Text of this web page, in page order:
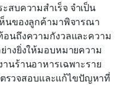
สบความสำเร็จ จำเป็น
ห็นของลูกค้ามาพิจารณา
อนถึงความกังวลและความ
างยิ่งให้มอบหมายความ
นร้านอาหารเฉพาะราย
ตรวจสอบและแก้ไขปัญหาที่